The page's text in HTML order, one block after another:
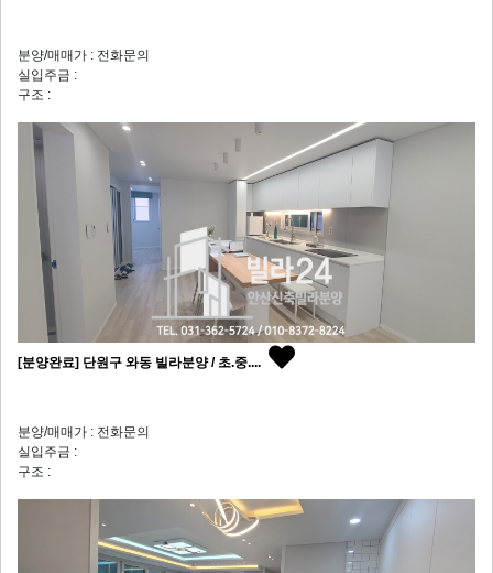
분양/매매가 : 전화문의
실입주금 :
구조 :
[분양완료] 단원구 와동 빌라분양 / 초.중....
분양/매매가 : 전화문의
실입주금 :
구조 :